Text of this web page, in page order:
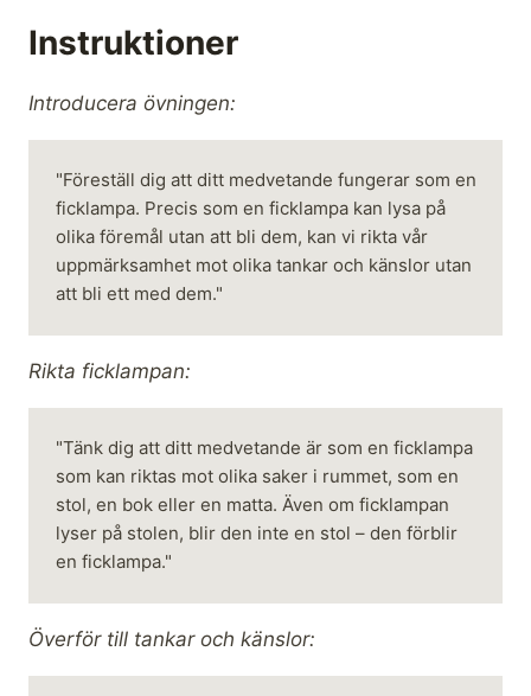
Instruktioner
Introducera övningen:
"Föreställ dig att ditt medvetande fungerar som en
ficklampa. Precis som en ficklampa kan lysa på
olika föremål utan att bli dem, kan vi rikta vår
uppmärksamhet mot olika tankar och känslor utan
att bli ett med dem."
Rikta ficklampan:
"Tänk dig att ditt medvetande är som en ficklampa
som kan riktas mot olika saker i rummet, som en
stol, en bok eller en matta. Även om ficklampan
lyser på stolen, blir den inte en stol – den förblir
en ficklampa."
Överför till tankar och känslor: